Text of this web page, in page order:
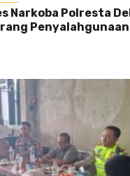
Narkoba Polresta